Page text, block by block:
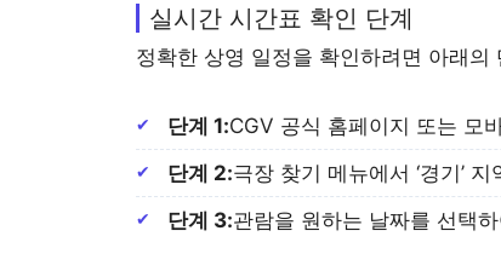
실시간 시간표 확인 단계
정확한 상영 일정을 확인하려면 아래의
단계 1:CGV 공식 홈페이지 또는 모
단계 2:극장 찾기 메뉴에서 ‘경기’
단계 3:관람을 원하는 날짜를 선택